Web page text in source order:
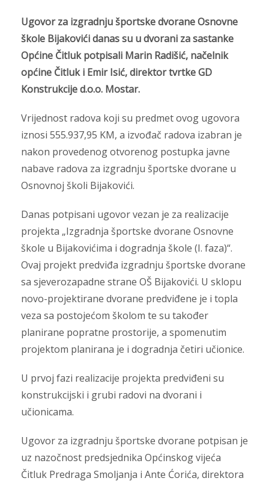
Ugovor za izgradnju športske dvorane Osnovne
škole Bijakovići danas su u dvorani za sastanke
Općine Čitluk potpisali Marin Radišić, načelnik
općine Čitluk i Emir Isić, direktor tvrtke GD
Konstrukcije d.o.o. Mostar.
Vrijednost radova koji su predmet ovog ugovora
iznosi 555.937,95 KM, a izvođač radova izabran je
nakon provedenog otvorenog postupka javne
nabave radova za izgradnju športske dvorane u
Osnovnoj školi Bijakovići.
Danas potpisani ugovor vezan je za realizacije
projekta „Izgradnja športske dvorane Osnovne
škole u Bijakovićima i dogradnja škole (I. faza)“.
Ovaj projekt predviđa izgradnju športske dvorane
sa sjeverozapadne strane OŠ Bijakovići. U sklopu
novo-projektirane dvorane predviđene je i topla
veza sa postojećom školom te su također
planirane popratne prostorije, a spomenutim
projektom planirana je i dogradnja četiri učionice.
U prvoj fazi realizacije projekta predviđeni su
konstrukcijski i grubi radovi na dvorani i
učionicama.
Ugovor za izgradnju športske dvorane potpisan je
uz nazočnost predsjednika Općinskog vijeća
Čitluk Predraga Smoljanja i Ante Ćorića, direktora